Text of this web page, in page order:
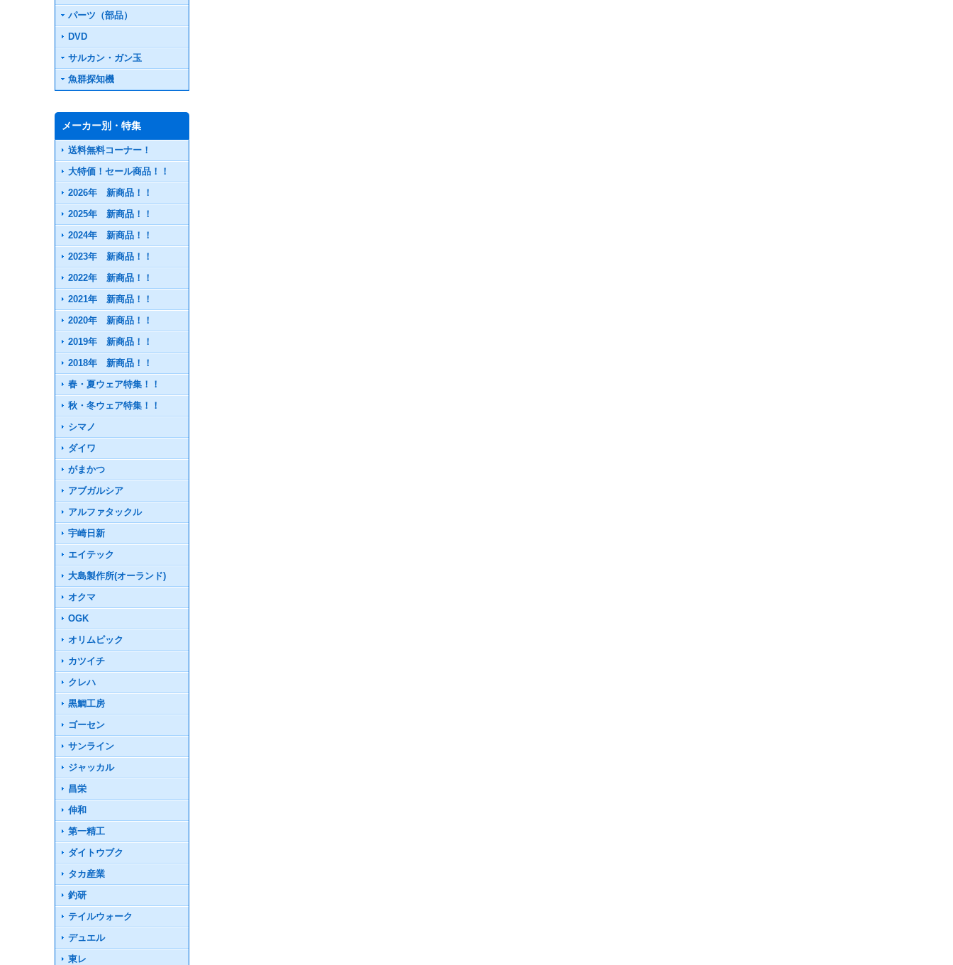
パーツ（部品）
DVD
サルカン・ガン玉
魚群探知機
メーカー別・特集
送料無料コーナー！
大特価！セール商品！！
2026年 新商品！！
2025年 新商品！！
2024年 新商品！！
2023年 新商品！！
2022年 新商品！！
2021年 新商品！！
2020年 新商品！！
2019年 新商品！！
2018年 新商品！！
春・夏ウェア特集！！
秋・冬ウェア特集！！
シマノ
ダイワ
がまかつ
アブガルシア
アルファタックル
宇崎日新
エイテック
大島製作所(オーランド)
オクマ
OGK
オリムピック
カツイチ
クレハ
黒鯛工房
ゴーセン
サンライン
ジャッカル
昌栄
伸和
第一精工
ダイトウブク
タカ産業
釣研
テイルウォーク
デュエル
東レ